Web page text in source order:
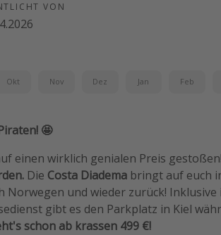
VON
Okt Nov Dez Jan Feb
🤩
einen wirklich genialen Preis
Die Costa Diadema bringt auf euch
Norwegen und wieder zurück!
gibt es den Parkplatz in Kiel
schon ab krassen 499 €!